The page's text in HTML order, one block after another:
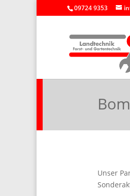
09724 9353
Unser